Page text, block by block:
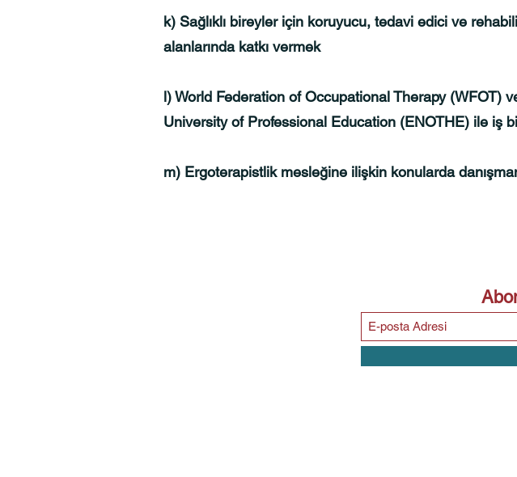
k) Sağlıklı bireyler için koruyucu, tedavi edici ve
alanlarında katkı vermek
l) World Federation of Occupational Therapy (WFOT)
University of Professional Education (ENOTHE) ile iş
m) Ergoterapistlik mesleğine ilişkin konularda